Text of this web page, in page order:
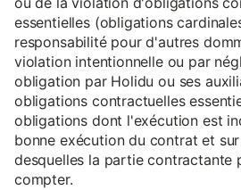
essentielles (obligations
responsabilité pour d'autres
violation intentionnelle ou par
obligation par Holidu ou ses
obligations contractuelles
obligations dont l'exécution est
bonne exécution du contrat et
desquelles la partie contractante
compter.